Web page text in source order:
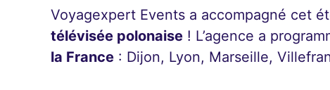
Voyagexpert Events a accompagné cet
télévisée polonaise ! L’agence a
la France : Dijon, Lyon, Marseille,